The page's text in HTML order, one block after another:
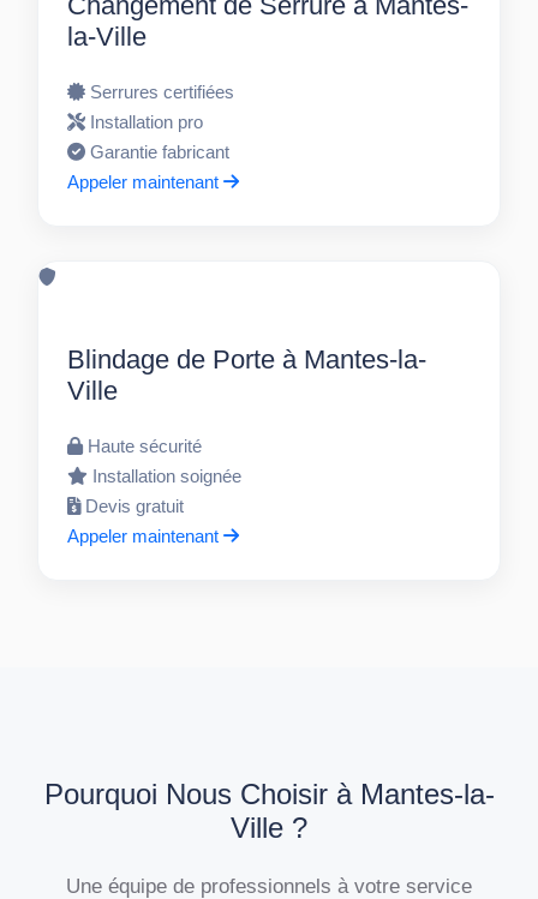
la-Ville
Serrures certifiées
Installation pro
Garantie fabricant
Appeler maintenant
Blindage de Porte à Mantes-la-
Ville
Haute sécurité
Installation soignée
Devis gratuit
Appeler maintenant
Pourquoi Nous Choisir à Mantes-la-
Ville ?
Une équipe de professionnels à votre service